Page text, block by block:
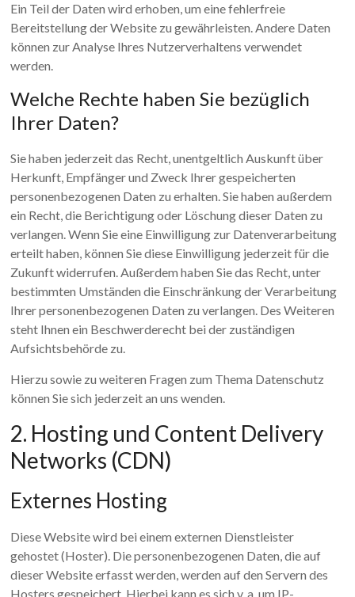
Ein Teil der Daten wird erhoben, um eine fehlerfreie
Bereitstellung der Website zu gewährleisten. Andere Daten
können zur Analyse Ihres Nutzerverhaltens verwendet
werden.
Welche Rechte haben Sie bezüglich
Ihrer Daten?
Sie haben jederzeit das Recht, unentgeltlich Auskunft über
Herkunft, Empfänger und Zweck Ihrer gespeicherten
personenbezogenen Daten zu erhalten. Sie haben außerdem
ein Recht, die Berichtigung oder Löschung dieser Daten zu
verlangen. Wenn Sie eine Einwilligung zur Datenverarbeitung
erteilt haben, können Sie diese Einwilligung jederzeit für die
Zukunft widerrufen. Außerdem haben Sie das Recht, unter
bestimmten Umständen die Einschränkung der Verarbeitung
Ihrer personenbezogenen Daten zu verlangen. Des Weiteren
steht Ihnen ein Beschwerderecht bei der zuständigen
Aufsichtsbehörde zu.
Hierzu sowie zu weiteren Fragen zum Thema Datenschutz
können Sie sich jederzeit an uns wenden.
2. Hosting und Content Delivery
Networks (CDN)
Externes Hosting
Diese Website wird bei einem externen Dienstleister
gehostet (Hoster). Die personenbezogenen Daten, die auf
dieser Website erfasst werden, werden auf den Servern des
Hosters gespeichert. Hierbei kann es sich v. a. um IP-